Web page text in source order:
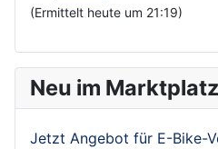
(Ermittelt heute um 21:19)
Neu im Marktplatz
Jetzt Angebot für E-Bike-